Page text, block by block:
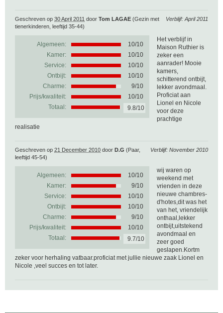
Verblijf: April 2011
Geschreven op 30 April 2011 door Tom LAGAE (Gezin met
tienerkinderen, leeftijd 35-44)
Algemeen: 10/10
Kamer:
10/10
Service:
10/10
Ontbijt:
10/10
Charme:
9/10
Prijs/kwaliteit:
10/10
Totaal:
9.8/10
Het verblijf in
Maison Ruthier is
zeker een
aanrader! Mooie
kamers,
schitterend ontbijt,
lekker avondmaal.
Proficiat aan
Lionel en Nicole
voor deze
prachtige
realisatie
Verblijf: November 2010
Geschreven op 21 December 2010 door D.G (Paar,
leeftijd 45-54)
Algemeen: 10/10
Kamer:
9/10
Service:
10/10
Ontbijt:
10/10
Charme:
9/10
Prijs/kwaliteit:
10/10
Totaal:
9.7/10
wij waren op
weekend met
vrienden in deze
nieuwe chambres-
d'hotes,dit was het
van het, vriendelijk
onthaal,lekker
ontbijt,uitstekend
avondmaal en
zeer goed
geslapen.Kortm
zeker voor herhaling vatbaar.proficiat met jullie nieuwe zaak Lionel en
Nicole ,veel succes en tot later.